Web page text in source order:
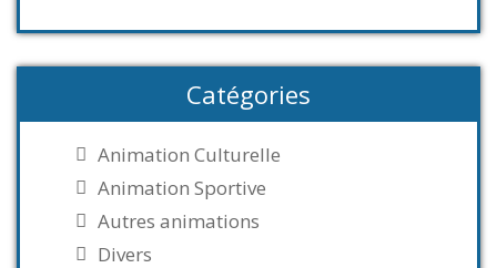
Catégories
Animation Culturelle
Animation Sportive
Autres animations
Divers